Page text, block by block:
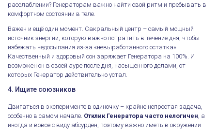
расслаблении? Генераторам важно найти свой ритм и пребывать в
комфортном состоянии в теле.
Важен и ещё один момент. Сакральный центр – самый мощный
источник энергии, которую важно потратить в течение дня, чтобы
избежать недосыпания из-за «невыработанного остатка».
Качественный и здоровый сон заряжает Генератора на 100%. И
возможен он в своей ауре после дня, насыщенного делами, от
которых Генератор действительно устал.
4. Ищите союзников
Двигаться в эксперименте в одиночку – крайне непростая задача,
особенно в самом начале. Отклик Генератора часто нелогичен , а
иногда и вовсе с виду абсурден, поэтому важно иметь в окружении